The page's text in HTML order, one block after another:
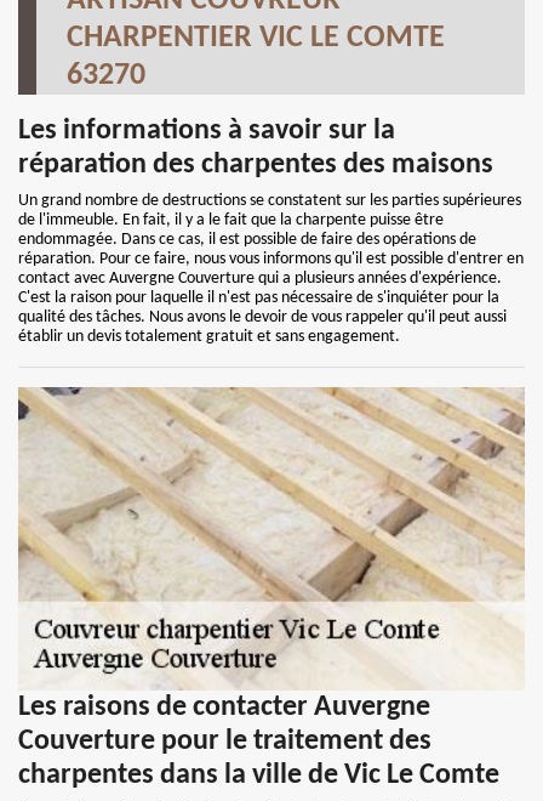
CHARPENTIER VIC LE COMTE
63270
Les informations à savoir sur la
réparation des charpentes des maisons
Un grand nombre de destructions se constatent sur les parties supérieures
de l'immeuble. En fait, il y a le fait que la charpente puisse être
endommagée. Dans ce cas, il est possible de faire des opérations de
réparation. Pour ce faire, nous vous informons qu'il est possible d'entrer en
contact avec Auvergne Couverture qui a plusieurs années d'expérience.
C'est la raison pour laquelle il n'est pas nécessaire de s'inquiéter pour la
qualité des tâches. Nous avons le devoir de vous rappeler qu'il peut aussi
établir un devis totalement gratuit et sans engagement.
Les raisons de contacter Auvergne
Couverture pour le traitement des
charpentes dans la ville de Vic Le Comte